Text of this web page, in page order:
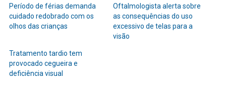
Período de férias demanda
cuidado redobrado com os
olhos das crianças
Oftalmologista alerta sobre
as consequências do uso
excessivo de telas para a
visão
Tratamento tardio tem
provocado cegueira e
deficiência visual